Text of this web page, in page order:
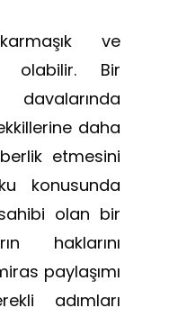
ve
olabilir. Bir
daha
etmesini
konusunda
olan bir
haklarını
paylaşımı
adımları